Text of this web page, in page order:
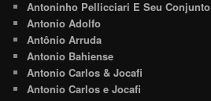
Antoninho Pellicciari E Seu Conjunto
Antonio Adolfo
Antônio Arruda
Antonio Bahiense
Antonio Carlos & Jocafi
Antonio Carlos e Jocafi